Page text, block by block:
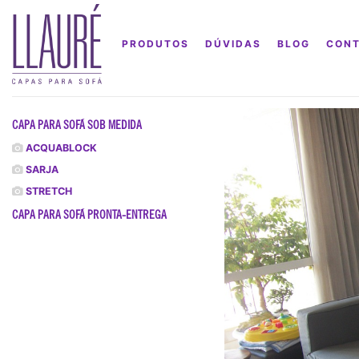
PRODUTOS DÚVIDAS BLOG
CAPA PARA SOFÁ SOB MEDIDA
ACQUABLOCK
SARJA
STRETCH
CAPA PARA SOFÁ PRONTA-ENTREGA